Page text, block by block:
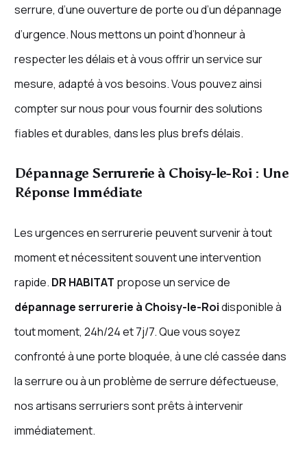
serrure, d’une ouverture de porte ou d’un dépannage
d’urgence. Nous mettons un point d’honneur à
respecter les délais et à vous offrir un service sur
mesure, adapté à vos besoins. Vous pouvez ainsi
compter sur nous pour vous fournir des solutions
fiables et durables, dans les plus brefs délais.
Dépannage Serrurerie à Choisy-le-Roi : Une
Réponse Immédiate
Les urgences en serrurerie peuvent survenir à tout
moment et nécessitent souvent une intervention
rapide. DR HABITAT propose un service de
dépannage serrurerie à Choisy-le-Roidisponible à
tout moment, 24h/24 et 7j/7. Que vous soyez
confronté à une porte bloquée, à une clé cassée dans
la serrure ou à un problème de serrure défectueuse,
nos artisans serruriers sont prêts à intervenir
immédiatement.